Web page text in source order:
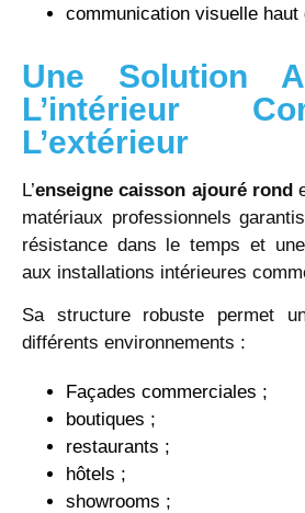
communication visuelle haut
Une Solution
L’intérieur
L’extérieur
L’enseigne caisson ajouré rond
matériaux professionnels
résistance dans le temps et
aux installations intérieures
Sa structure robuste permet
différents environnements :
Façades commerciales ;
boutiques ;
restaurants ;
hôtels ;
showrooms ;